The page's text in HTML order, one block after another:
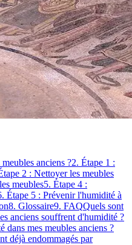
anciens ?2. Étape 1 :
2 : Nettoyer les meubles
meubles5. Étape 4 :
Étape 5 : Prévenir l'humidité à
8. Glossaire9. FAQQuels sont
anciens souffrent d'humidité ?
mes meubles anciens ?
déjà endommagés par